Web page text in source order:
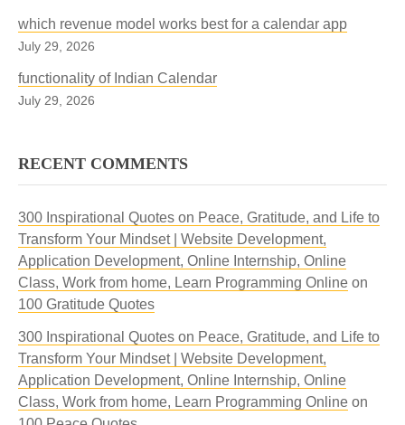
which revenue model works best for a calendar app
July 29, 2026
functionality of Indian Calendar
July 29, 2026
RECENT COMMENTS
300 Inspirational Quotes on Peace, Gratitude, and Life to
Transform Your Mindset | Website Development,
Application Development, Online Internship, Online
Class, Work from home, Learn Programming Online on
100 Gratitude Quotes
300 Inspirational Quotes on Peace, Gratitude, and Life to
Transform Your Mindset | Website Development,
Application Development, Online Internship, Online
Class, Work from home, Learn Programming Online on